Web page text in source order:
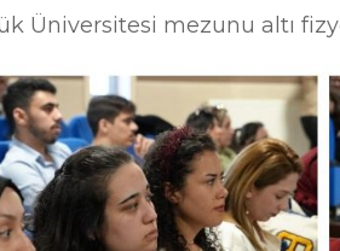
Üniversitesi mezunu altı